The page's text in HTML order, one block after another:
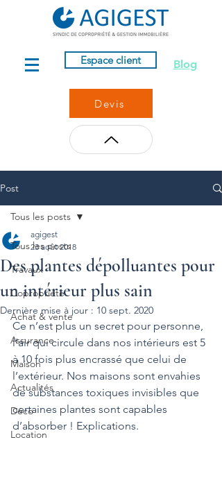
Espace client Blog
Devis
Post
Tous les posts
Travaux
Copropriété
Achat & vente
Assurance
Maison
Actualités
Déco
Location
Tous les posts
Des plantes dépolluantes pour
un intérieur plus sain
agigest
23 août 2018
Dernière mise à jour : 10 sept. 2020
Ce n’est plus un secret pour personne,
l’air qui circule dans nos intérieurs est 5
à 10 fois plus encrassé que celui de
l’extérieur. Nos maisons sont envahies
de substances toxiques invisibles que
certaines plantes sont capables
d’absorber ! Explications.